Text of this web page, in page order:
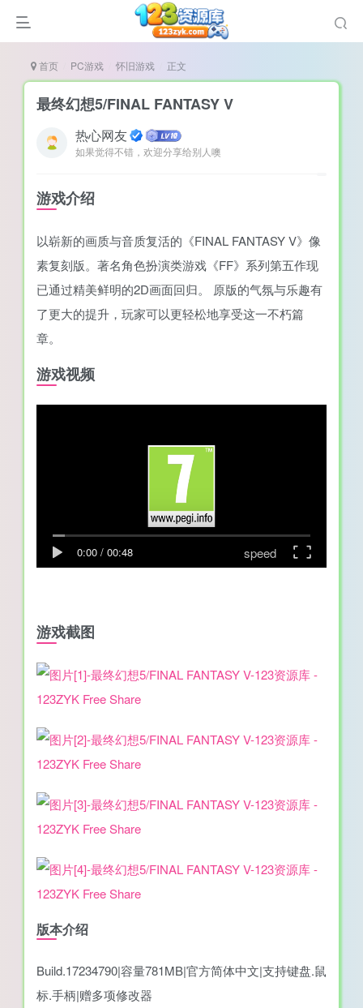
（摸鱼游戏）
首页 PC游戏 怀旧游戏 正文
最终幻想5/FINAL FANTASY V
热心网友
如果觉得不错，欢迎分享给别人噢
游戏介绍
以崭新的画质与音质复活的《FINAL FANTASY V》像
素复刻版。著名角色扮演类游戏《FF》系列第五作现
已通过精美鲜明的2D画面回归。 原版的气氛与乐趣有
了更大的提升，玩家可以更轻松地享受这一不朽篇
章。
游戏视频
0:00 / 00:48 speed
游戏截图
版本介绍
Build.17234790|容量781MB|官方简体中文|支持键盘.鼠
标.手柄|赠多项修改器